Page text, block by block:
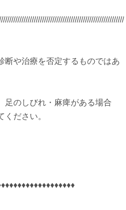
や治療を否定するものではあ
足のしびれ・麻痺がある場合
ださい。